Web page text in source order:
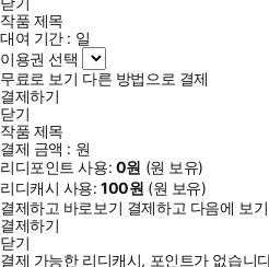
작품 제목
대여 기간 : 일
이용권 선택
무료로 보기 다른 방법으로 결제
결제하기
닫기
작품 제목
결제 금액 : 원
리디포인트 사용: 0원 (원 보유)
리디캐시 사용:100원 (원 보유)
결제하고 바로보기 결제하고 다음에 보기
결제하기
닫기
결제 가능한 리디캐시, 포인트가 없습니